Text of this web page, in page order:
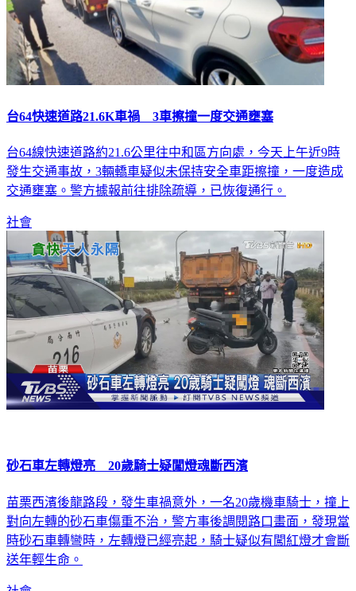
台64快速道路21.6K車禍 3車擦撞一度交通壅塞
台64線快速道路約21.6公里往中和區方向處，今天上午近9時
發生交通事故，3輛轎車疑似未保持安全車距擦撞，一度造成
交通壅塞。警方據報前往排除疏導，已恢復通行。
社會
砂石車左轉燈亮 20歲騎士疑闖燈魂斷西濱
苗栗西濱後龍路段，發生車禍意外，一名20歲機車騎士，撞上
對向左轉的砂石車傷重不治，警方事後調閱路口畫面，發現當
時砂石車轉彎時，左轉燈已經亮起，騎士疑似有闖紅燈才會斷
送年輕生命。